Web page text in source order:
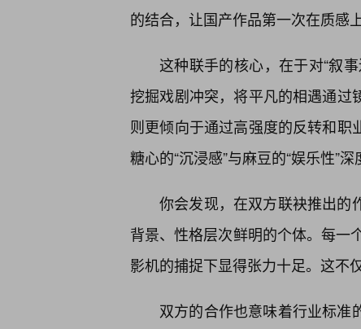
的结合，让国产作品第一次在质感
这种联手的核心，在于对“叙
挖掘戏剧冲突，将平凡的相遇通过
则更倾向于通过高强度的反转和职
糖心的“沉浸感”与麻豆的“娱乐性”深
你会发现，在双方联袂推出的
背景、性格层次鲜明的个体。每一
影机的捕捉下显得张力十足。这不
双方的合作也意味着行业标准